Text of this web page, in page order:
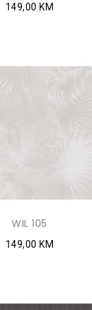
149,00 KM
WIL 105
149,00 KM